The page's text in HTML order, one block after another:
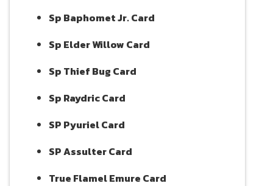
Sp Baphomet Jr. Card
Sp Elder Willow Card
Sp Thief Bug Card
Sp Raydric Card
SP Pyuriel Card
SP Assulter Card
True Flamel Emure Card